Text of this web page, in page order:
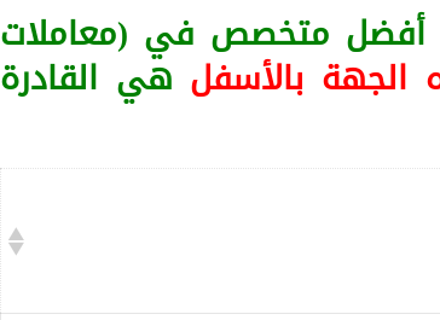
أفضل متخصص في (معاملات
الجهة بالأسفل هي القادرة